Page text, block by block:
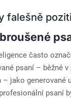
falešně
často
psaní – běžné
– jako generované
psaní